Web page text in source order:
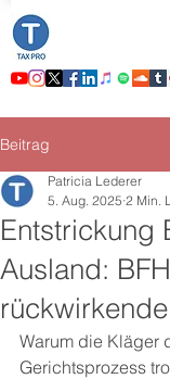
Beitrag
Entstrickung
Ausland:
Patricia Lederer
5. Aug. 2025 2 Min.
Warum die Kläger
Gerichtsprozess